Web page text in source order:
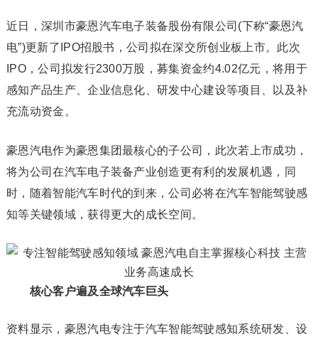
近日，深圳市豪恩汽车电子装备股份有限公司(下称“豪恩汽
电”)更新了IPO招股书，公司拟在深交所创业板上市。此次
IPO，公司拟发行2300万股，募集资金约4.02亿元，将用于
感知产品生产、企业信息化、研发中心建设等项目、以及补
充流动资金。
豪恩汽电作为豪恩集团最核心的子公司，此次若上市成功，
将为公司在汽车电子装备产业创造更有利的发展机遇，同
时，随着智能汽车时代的到来，公司必将在汽车智能驾驶感
知等关键领域，获得更大的成长空间。
核心客户遍及全球汽车巨头
资料显示，豪恩汽电专注于汽车智能驾驶感知系统研发、设